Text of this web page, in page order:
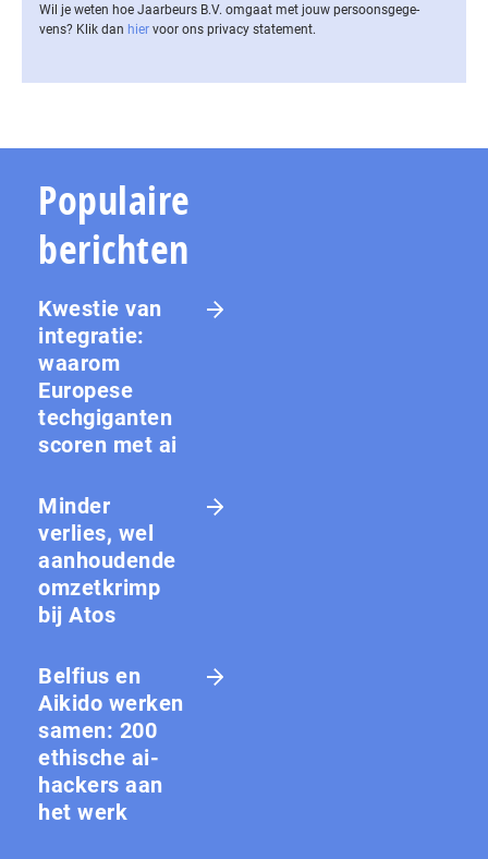
Wil je weten hoe Jaarbeurs B.V. omgaat met jouw per­soons­ge­ge­
vens? Klik dan hier voor ons privacy statement.
Populaire
berichten
Kwestie van
integratie:
waarom
Europese
techgiganten
scoren met ai
Minder
verlies, wel
aanhoudende
omzetkrimp
bij Atos
Belfius en
Aikido werken
samen: 200
ethische ai-
hackers aan
het werk